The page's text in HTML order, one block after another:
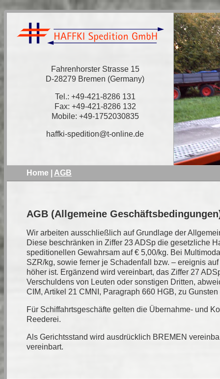
Fahrenhorster Strasse 15
D-28279 Bremen (Germany)
Tel.: +49-421-8286 131
Fax: +49-421-8286 132
Mobile: +49-1752030835
haffki-spedition@t-online.de
Home AGB
AGB (Allgemeine
Wir arbeiten ausschließlich auf Grundlage der
Diese beschränken in Ziffer 23 ADSp die gesetzliche
speditionellen Gewahrsam auf € 5,00/kg. Bei
SZR/kg, sowie ferner je Schadenfall bzw. – ereignis
höher ist. Ergänzend wird vereinbart, das Ziffer 27
Verschuldens von Leuten oder sonstigen Dritten,
CIM, Artikel 21 CMNI, Paragraph 660 HGB, zu
Für Schiffahrtsgeschäfte gelten die Übernahme- und
Reederei.
Als Gerichtsstand wird ausdrücklich BREMEN
vereinbart.